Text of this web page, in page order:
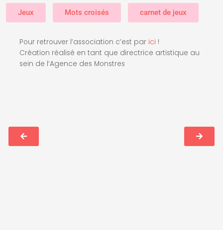
Jeux Mots croisés carnet de jeux
Pour retrouver l’association c’est par ici !
Création réalisé en tant que directrice artistique au
sein de l’Agence des Monstres